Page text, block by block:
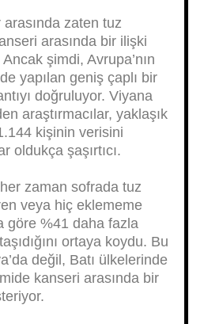
zaten tuz
arasında bir ilişki
şimdi, Avrupa’nın
yapılan geniş çaplı bir
doğruluyor. Viyana
araştırmacılar, yaklaşık
kişinin verisini
oldukça şaşırtıcı.
zaman sofrada tuz
veya hiç eklememe
göre %41 daha fazla
ortaya koydu. Bu
değil, Batı ülkelerinde
kanseri arasında bir